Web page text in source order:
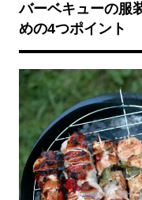
バーベキューの服
めの4つポイント